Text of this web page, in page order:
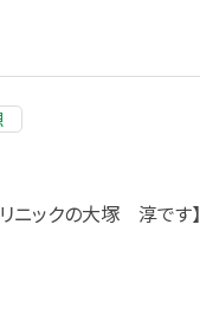
ニックの大塚 淳です】